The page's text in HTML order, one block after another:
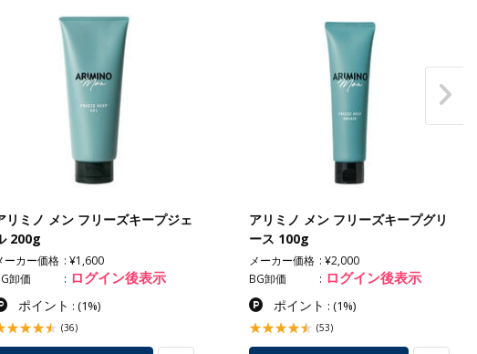
リミノ メン フリーズキープジェ
200g
ーカー価格
¥1,600
卸価
ログイン後表示
ポイント : (1%)
(36)
アリミノ メン フリーズキープグリ
ース 100g
メーカー価格
¥2,000
BG卸価
ログイン後表示
ポイント : (1%)
(53)